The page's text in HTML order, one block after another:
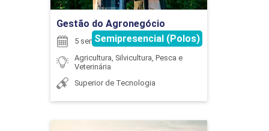
90
HELLEN FERNANDA NOCCIOLLI SABINO
Gestão do Agronegócio
Semipresencial (Polos)
5 semestres
Agricultura, Silvicultura, Pesca e
Veterinária
Superior de Tecnologia